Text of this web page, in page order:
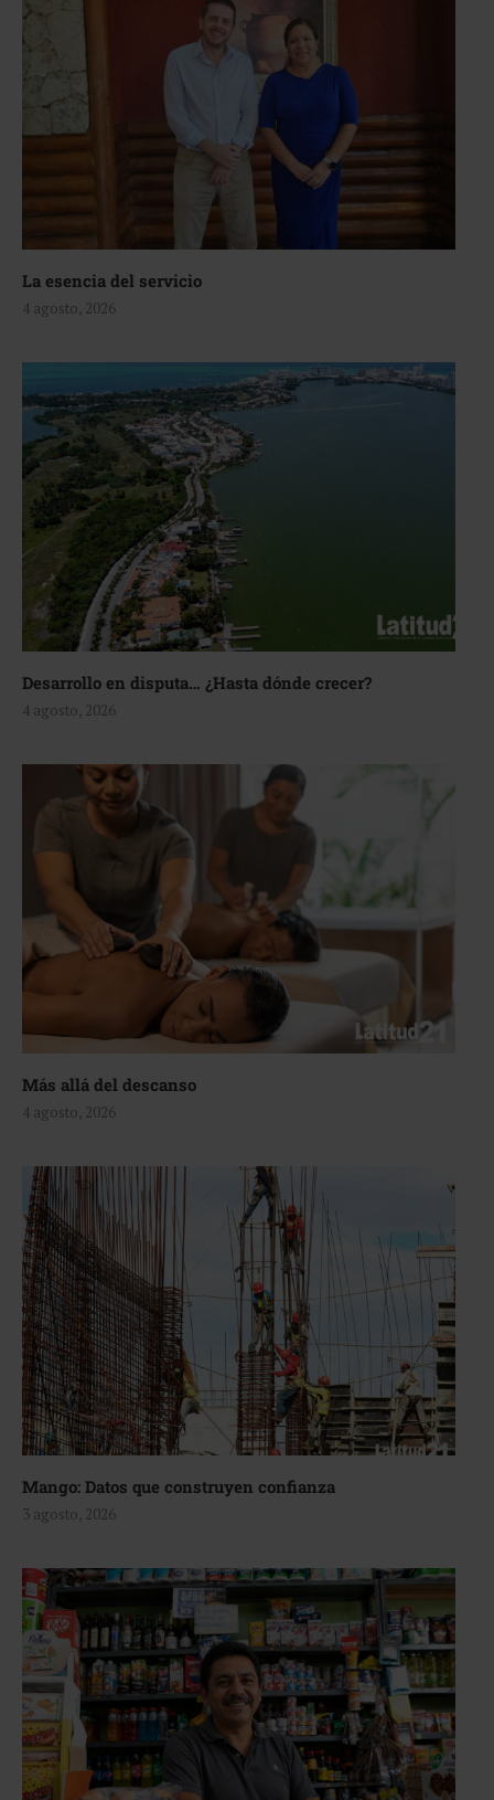
La esencia del servicio
4 agosto, 2026
Desarrollo en disputa… ¿Hasta dónde crecer?
4 agosto, 2026
Más allá del descanso
4 agosto, 2026
Mango: Datos que construyen confianza
3 agosto, 2026